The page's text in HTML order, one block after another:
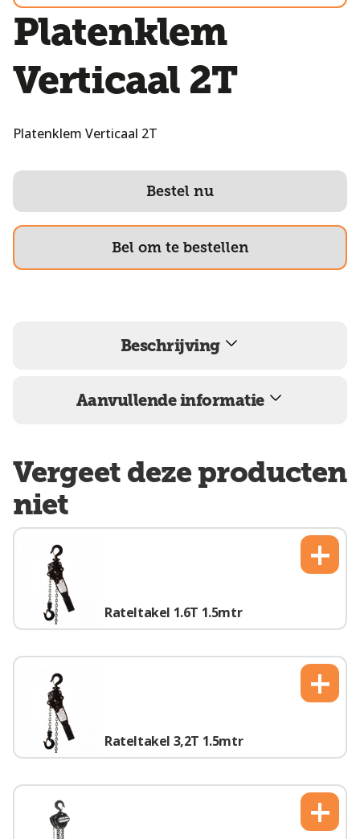
Platenklem
Verticaal 2T
Platenklem Verticaal 2T
Bestel nu
Bel om te bestellen
Beschrijving
Aanvullende informatie
Vergeet deze producten
niet
Rateltakel 1.6T 1.5mtr
+
Rateltakel 3,2T 1.5mtr
+
+